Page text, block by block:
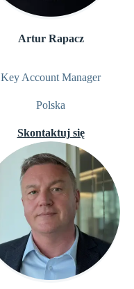
Artur Rapacz
Key Account Manager
Polska
Skontaktuj się